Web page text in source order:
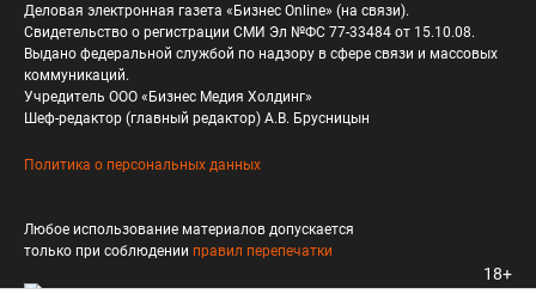
Деловая электронная газета «Бизнес Online» (на связи).
Свидетельство о регистрации СМИ Эл №ФС 77-33484 от 15.10.08.
Выдано федеральной службой по надзору в сфере связи и массовых
коммуникаций.
Учредитель ООО «Бизнес Медия Холдинг»
Шеф-редактор (главный редактор) А.В. Брусницын
Политика о персональных данных
Любое использование материалов допускается
только при соблюдении правил перепечатки
18+